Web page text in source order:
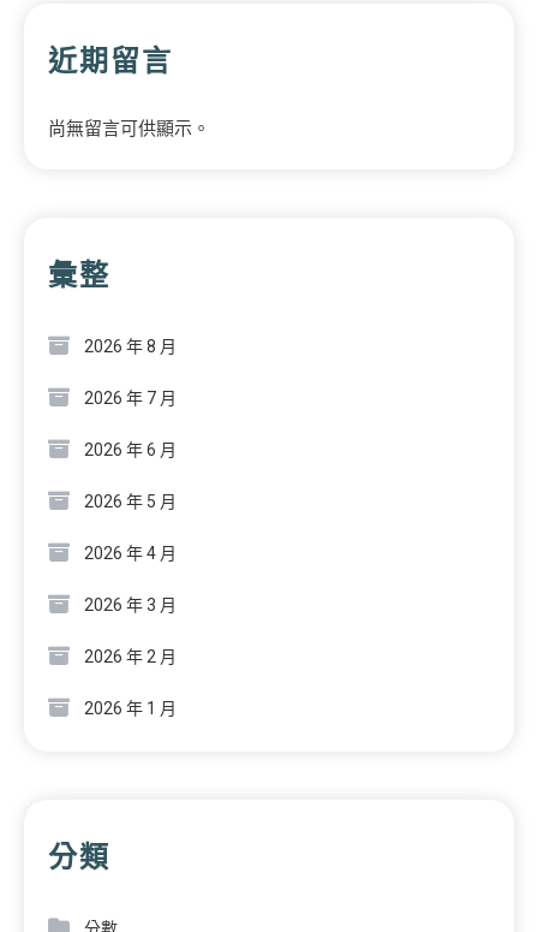
近期留言
尚無留言可供顯示。
彙整
2026 年 8 月
2026 年 7 月
2026 年 6 月
2026 年 5 月
2026 年 4 月
2026 年 3 月
2026 年 2 月
2026 年 1 月
分類
分數